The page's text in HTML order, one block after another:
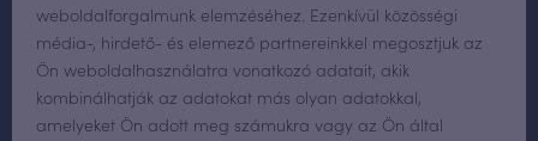
weboldalforgalmunk elemzéséhez. Ezenkívül közösségi
média-, hirdető- és elemező partnereinkkel megosztjuk az
Ön weboldalhasználatra vonatkozó adatait, akik
kombinálhatják az adatokat más olyan adatokkal,
amelyeket Ön adott meg számukra vagy az Ön által